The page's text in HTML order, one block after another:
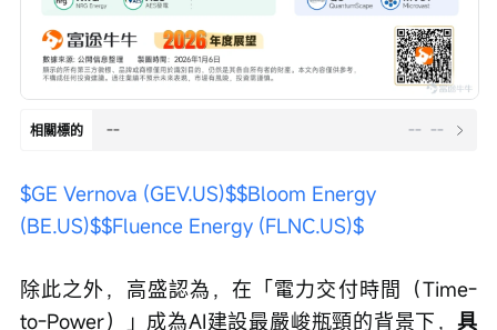
相關標的 -- -- --
$GE Vernova (GEV.US)$$Bloom Energy
(BE.US)$$Fluence Energy (FLNC.US)$
除此之外，高盛認為，在「電力交付時間（Time-
to-Power）」成為AI建設最嚴峻瓶頸的背景下， 具